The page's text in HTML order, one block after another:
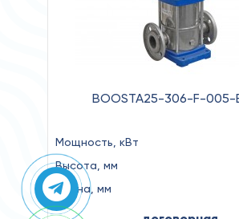
BOOSTA25-306-F-005-
Мощность, кВт
Высота, мм
Длина, мм